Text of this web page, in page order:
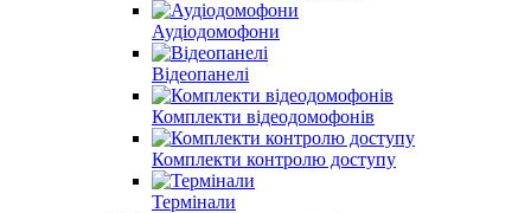
Аудіодомофони
Відеопанелі
Комплекти відеодомофонів
Комплекти контролю доступу
Термінали